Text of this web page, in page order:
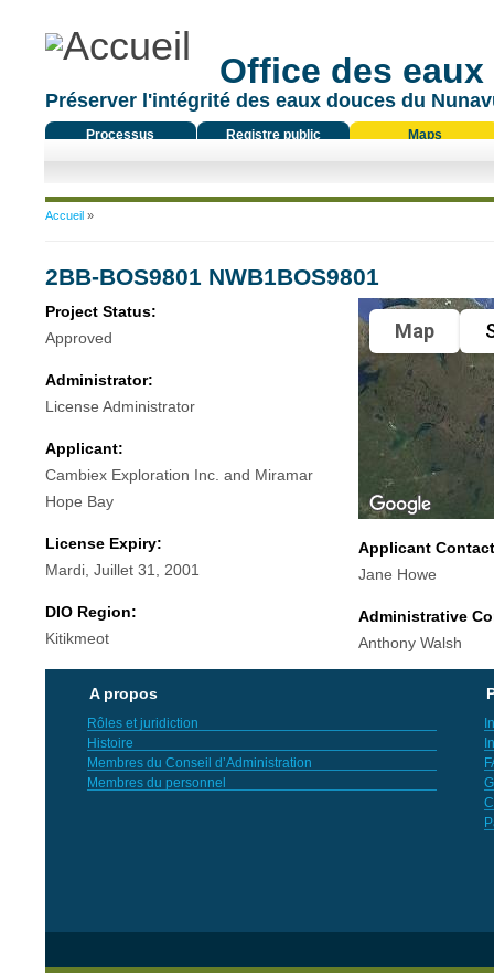
Office des
Préserver l'intégrité des eaux douces du
Processus
Registre public Maps
Vous êtes ici
Accueil»
2BB-BOS9801 NWB1BOS9801
Project Status:
Approved
Administrator:
License Administrator
Applicant:
Cambiex Exploration Inc. and Miramar
Hope Bay
License Expiry:
Mardi, Juillet 31, 2001
DIO Region:
Kitikmeot
Map
Applicant
Jane Howe
Administrative
Anthony Walsh
A propos
Rôles et juridiction
Histoire
Membres du Conseil d’Administration
Membres du personnel